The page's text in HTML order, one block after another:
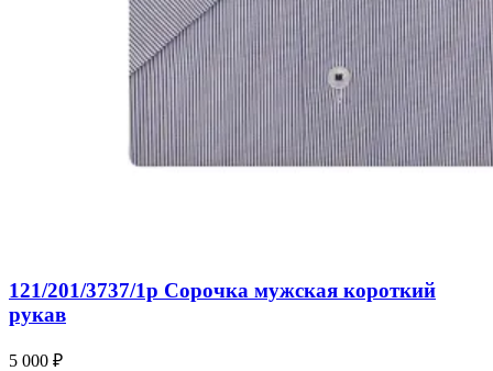
121/201/3737/1p Сорочка мужская короткий
рукав
5 000 ₽